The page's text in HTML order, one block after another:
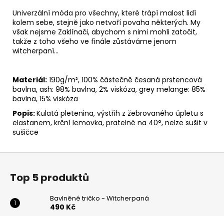
Univerzální móda pro všechny, které trápí malost lidí
kolem sebe, stejně jako netvoří povaha některých. My
však nejsme Zaklínači, abychom s nimi mohli zatočit,
takže z toho všeho ve finále zůstáváme jenom
witcherpaní…
Materiál: 190g/m², 100% částečně česaná prstencová
bavlna, ash: 98% bavlna, 2% viskóza, grey melange: 85%
bavlna, 15% viskóza
Popis:Kulatá pletenina, výstřih z žebrovaného úpletu s
elastanem, krční lemovka, pratelné na 40°, nelze sušit v
sušičce
Z
Top 5 produktů
Bavlněné tričko - Witcherpaná
490 Kč